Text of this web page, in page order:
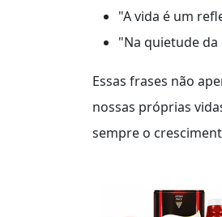
"A vida é um
"Na quietude
Essas frases não
nossas próprias
sempre o